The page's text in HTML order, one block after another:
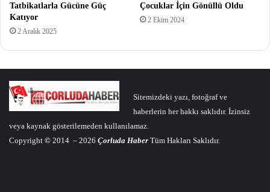
Tatbikatlarla Gücüne Güç
Katıyor
2 Aralık 2025
Çocuklar İçin Gönüllü Oldu
2 Ekim 2024
Sitemizdeki yazı, fotoğraf ve
haberlerin her hakkı saklıdır. İzinsiz
veya kaynak gösterilemeden kullanılamaz.
Copyright © 2014 – 2026 Çorluda Haber Tüm Hakları Saklıdır.